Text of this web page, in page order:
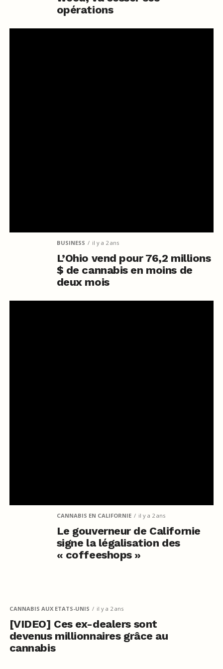
opérations
BUSINESS il y a 2 ans
L’Ohio vend pour 76,2 millions
$ de cannabis en moins de
deux mois
CANNABIS EN CALIFORNIE il y a 2 ans
Le gouverneur de Californie
signe la légalisation des
« coffeeshops »
CANNABIS AUX ETATS-UNIS il y a 2 ans
[VIDEO] Ces ex-dealers sont
devenus millionnaires grâce au
cannabis